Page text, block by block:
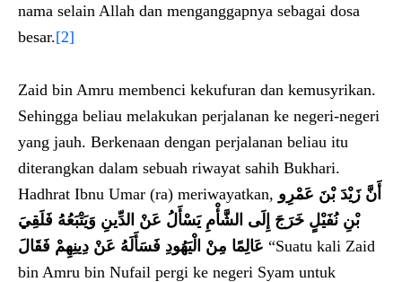
nama selain Allah dan menganggapnya sebagai dosa
besar.[2]
Zaid bin Amru membenci kekufuran dan kemusyrikan.
Sehingga beliau melakukan perjalanan ke negeri-negeri
yang jauh. Berkenaan dengan perjalanan beliau itu
diterangkan dalam sebuah riwayat sahih Bukhari.
Hadhrat Ibnu Umar (ra) meriwayatkan, أَنَّ زَيْدَ بْنَ عَمْرِو
بْنِ نُفَيْلٍ خَرَجَ إِلَى الشَّأْمِ يَسْأَلُ عَنْ الدِّينِ وَيَتْبَعُهُ فَلَقِيَ
عَالِمًا مِنْ الْيَهُودِ فَسَأَلَهُ عَنْ دِينِهِمْ فَقَالَ “Suatu kali Zaid
bin Amru bin Nufail pergi ke negeri Syam untuk